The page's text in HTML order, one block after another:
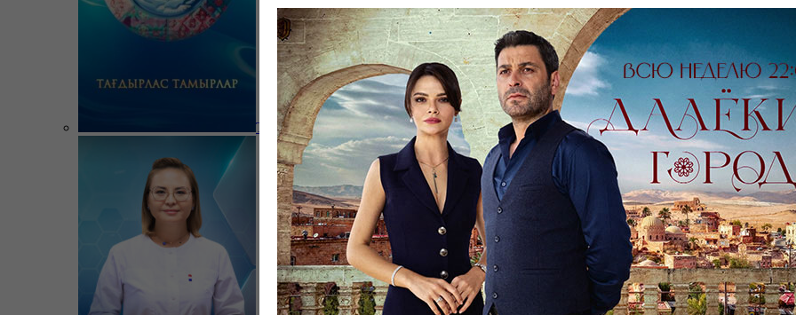
Тағдырлас тамырлар